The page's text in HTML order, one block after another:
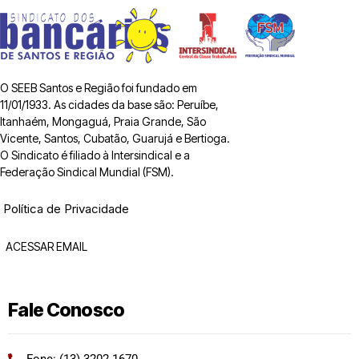
O SEEB Santos e Região foi fundado em
11/01/1933. As cidades da base são: Peruíbe,
Itanhaém, Mongaguá, Praia Grande, São
Vicente, Santos, Cubatão, Guarujá e Bertioga.
O Sindicato é filiado à Intersindical e a
Federação Sindical Mundial (FSM).
Política de Privacidade
ACESSAR EMAIL
Fale Conosco